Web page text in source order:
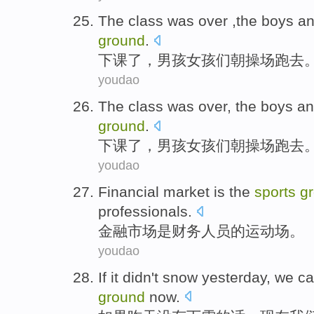
The class was over ,the boys
ground.
下课了， 男孩女孩们朝操场跑去
youdao
The class was over, the boys
ground.
下课了， 男孩女孩们朝操场跑去
youdao
Financial market is the sports
professionals.
金融市场是财务 人员的运动场。
youdao
If it didn't snow yesterday, we
ground now.